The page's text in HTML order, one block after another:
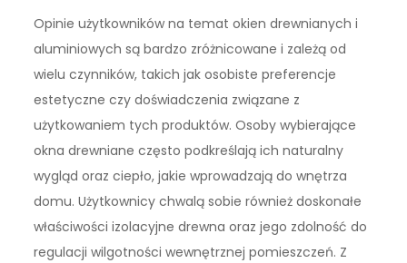
Opinie użytkowników na temat okien drewnianych i
aluminiowych są bardzo zróżnicowane i zależą od
wielu czynników, takich jak osobiste preferencje
estetyczne czy doświadczenia związane z
użytkowaniem tych produktów. Osoby wybierające
okna drewniane często podkreślają ich naturalny
wygląd oraz ciepło, jakie wprowadzają do wnętrza
domu. Użytkownicy chwalą sobie również doskonałe
właściwości izolacyjne drewna oraz jego zdolność do
regulacji wilgotności wewnętrznej pomieszczeń. Z